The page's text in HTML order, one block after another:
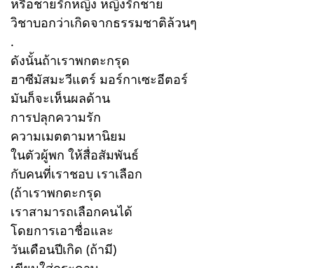
วิชาบอกว่าเกิดจากธรรมชาติล้วนๆ
.
ดังนั้นถ้าเราพกตะกรุด
ฮาซีมัสมะวีแตร์ มอร์กาเซะอีตอร์
มันก็จะเห็นผลด้าน
การปลุกความรัก
ความเมตตามหานิยม
ในตัวผู้พก ให้สื่อสัมพันธ์
กับคนที่เราชอบ เราเลือก
(ถ้าเราพกตะกรุด
เราสามารถเลือกคนได้
โดยการเอาชื่อและ
วันเดือนปีเกิด (ถ้ามี)